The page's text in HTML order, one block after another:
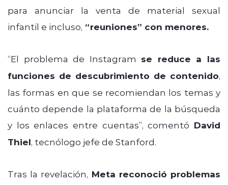
para anunciar la venta de material sexual
infantil e incluso, “reuniones” con menores.
“El problema de Instagram se reduce a las
funciones de descubrimiento de contenido,
las formas en que se recomiendan los temas y
cuánto depende la plataforma de la búsqueda
y los enlaces entre cuentas”, comentó David
Thiel, tecnólogo jefe de Stanford.
Tras la revelación, Meta reconoció problemas